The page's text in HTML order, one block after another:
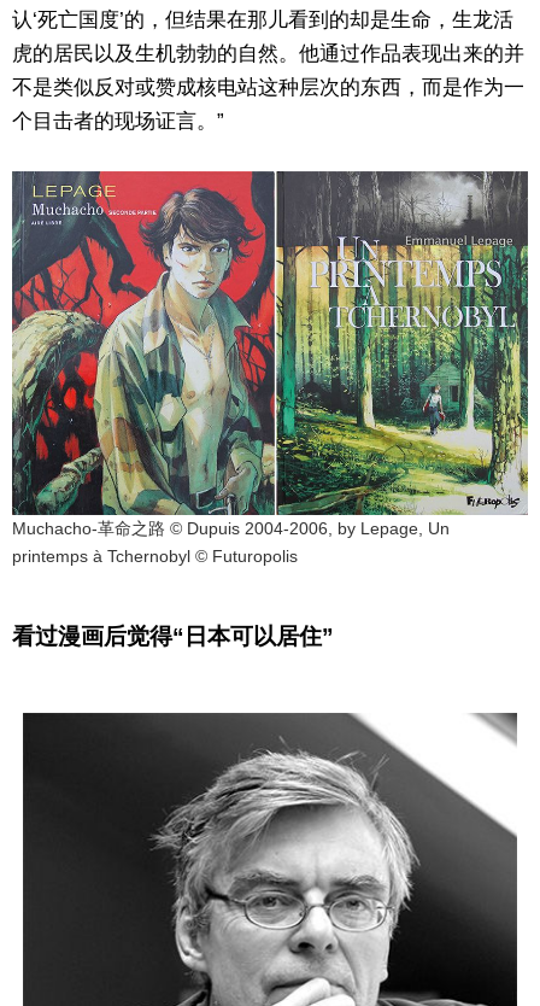
认‘死亡国度’的，但结果在那儿看到的却是生命，生龙活
虎的居民以及生机勃勃的自然。他通过作品表现出来的并
不是类似反对或赞成核电站这种层次的东西，而是作为一
个目击者的现场证言。”
Muchacho-革命之路 © Dupuis 2004-2006, by Lepage, Un
printemps à Tchernobyl © Futuropolis
看过漫画后觉得“日本可以居住”